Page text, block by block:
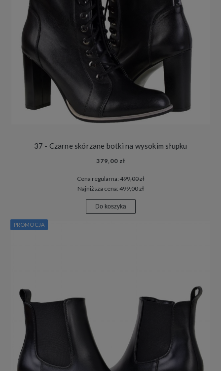
37 - Czarne skórzane botki na wysokim słupku
379,00 zł
Cena regularna:499,00 zł
Najniższa cena:499,00 zł
Do koszyka
PROMOCJA